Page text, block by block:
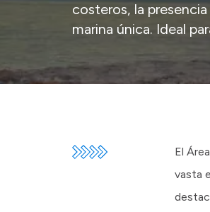
costeros, la
marina única. Ideal
El
vasta